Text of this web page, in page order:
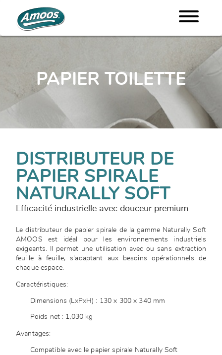
PAPIER TOILETTE
DISTRIBUTEUR DE
PAPIER SPIRALE
NATURALLY SOFT
Efficacité industrielle avec douceur premium
Le distributeur de papier spirale de la gamme Naturally Soft
AMOOS est idéal pour les environnements industriels
exigeants. Il permet une utilisation avec ou sans extraction
feuille à feuille, s'adaptant aux besoins opérationnels de
chaque espace.
Caractéristiques:
Dimensions (LxPxH) : 130 x 300 x 340 mm
Poids net : 1,030 kg
Avantages:
Compatible avec le papier spirale Naturally Soft